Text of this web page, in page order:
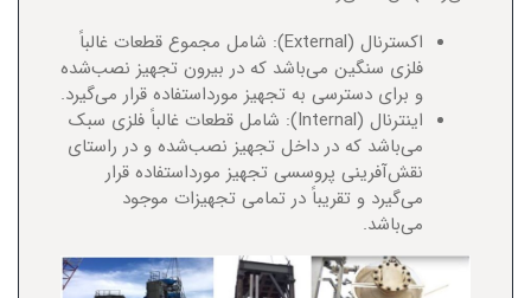
اکسترنال (External): شامل مجموع قطعات غالباً
فلزی سنگین می‌باشد که در بیرون تجهیز نصب‌شده
و برای دسترسی به تجهیز مورداستفاده قرار می‌گیرد.
اینترنال (Internal): شامل قطعات غالباً فلزی سبک
می‌باشد که در داخل تجهیز نصب‌شده و در راستای
نقش‌آفرینی پروسسی تجهیز مورداستفاده قرار
می‌گیرد و تقریباً در تمامی تجهیزات موجود
می‌باشد.